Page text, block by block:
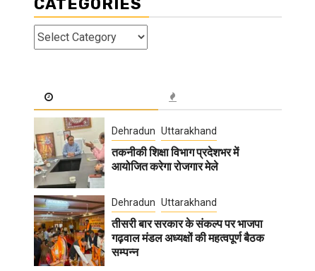
CATEGORIES
Categories
Dehradun Uttarakhand
तकनीकी शिक्षा विभाग प्रदेशभर में
आयोजित करेगा रोजगार मेले
Dehradun Uttarakhand
तीसरी बार सरकार के संकल्प पर भाजपा
गढ़वाल मंडल अध्यक्षों की महत्वपूर्ण बैठक
सम्पन्न